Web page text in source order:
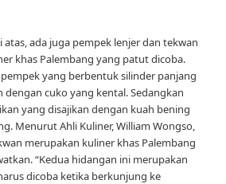
atas, ada juga pempek lenjer dan tekwan
khas Palembang yang patut dicoba.
yang berbentuk silinder panjang
dengan cuko yang kental. Sedangkan
yang disajikan dengan kuah bening
Menurut Ahli Kuliner, William Wongso,
merupakan kuliner khas Palembang
“Kedua hidangan ini merupakan
dicoba ketika berkunjung ke